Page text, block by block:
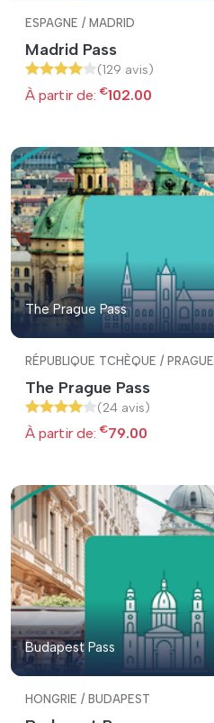
ESPAGNE / MADRID
Madrid Pass
(129 avis)
À partir de: €102.00
The Prague Pass
RÉPUBLIQUE TCHÈQUE / PRAGUE
The Prague Pass
(24 avis)
À partir de: €79.00
Budapest Pass
HONGRIE / BUDAPEST